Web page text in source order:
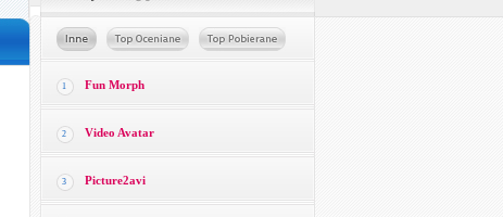
1 Fun Morph
2 Video Avatar
3 Picture2avi